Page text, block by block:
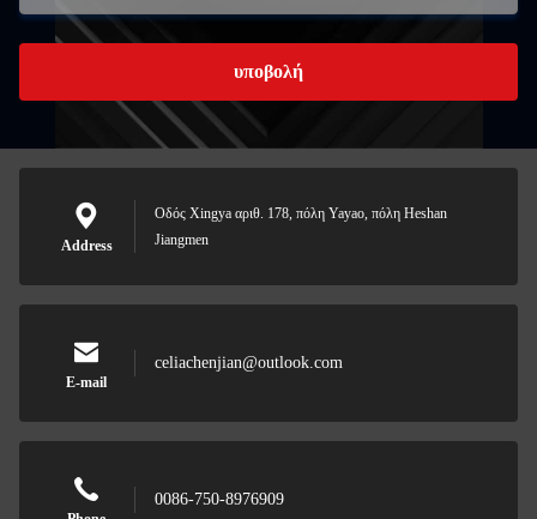
υποβολή
Address
Οδός Xingya αριθ. 178, πόλη Yayao, πόλη Heshan
Jiangmen
E-mail
celiachenjian@outlook.com
0086-750-8976909